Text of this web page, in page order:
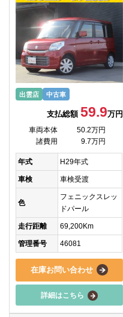
出雲店 中古車
支払総額 59.9万円
車両本体
50.2万円
諸費用
9.7万円
年式 H29年式
車検 車検受渡
色
フェニックスレッ
ドパール
走行距離 69,200Km
管理番号 46081
在庫お問い合わせ
詳細はこちら